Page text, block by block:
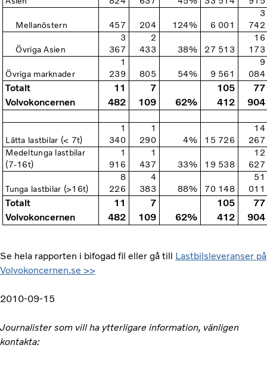
Mellanöstern 457 204 124% 6 001
3
742
Övriga Asien
3
367
2
433
38% 27 513
16
173
Övriga marknader
1
239
805 54% 9 561
9
084
Totalt
Volvokoncernen
11
482
7
109
62%
105
412
77
904
Lätta lastbilar (< 7t)
1
340
1
290
4% 15 726
14
267
Medeltunga lastbilar
(7-16t)
1
916
1
437
33% 19 538
12
627
Tunga lastbilar (>16t)
8
226
4
383
88% 70 148
51
011
Totalt
Volvokoncernen
11
482
7
109
62%
105
412
77
904
Se hela rapporten i bifogad fil eller gå till Lastbilsleveranser på
Volvokoncernen.se >>
2010-09-15
Journalister som vill ha ytterligare information, vänligen
kontakta: